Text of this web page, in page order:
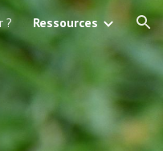
? Ressources